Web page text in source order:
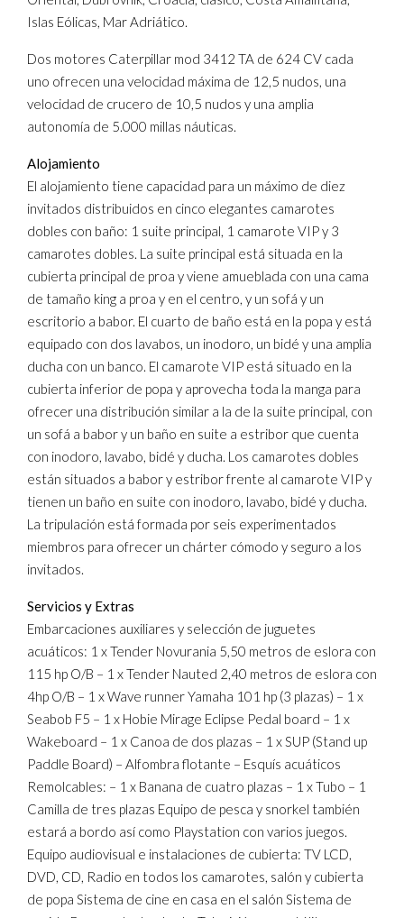
Islas Eólicas, Mar Adriático.
Dos motores Caterpillar mod 3412 TA de 624 CV cada
uno ofrecen una velocidad máxima de 12,5 nudos, una
velocidad de crucero de 10,5 nudos y una amplia
autonomía de 5.000 millas náuticas.
Alojamiento
El alojamiento tiene capacidad para un máximo de diez
invitados distribuidos en cinco elegantes camarotes
dobles con baño: 1 suite principal, 1 camarote VIP y 3
camarotes dobles. La suite principal está situada en la
cubierta principal de proa y viene amueblada con una cama
de tamaño king a proa y en el centro, y un sofá y un
escritorio a babor. El cuarto de baño está en la popa y está
equipado con dos lavabos, un inodoro, un bidé y una amplia
ducha con un banco. El camarote VIP está situado en la
cubierta inferior de popa y aprovecha toda la manga para
ofrecer una distribución similar a la de la suite principal, con
un sofá a babor y un baño en suite a estribor que cuenta
con inodoro, lavabo, bidé y ducha. Los camarotes dobles
están situados a babor y estribor frente al camarote VIP y
tienen un baño en suite con inodoro, lavabo, bidé y ducha.
La tripulación está formada por seis experimentados
miembros para ofrecer un chárter cómodo y seguro a los
invitados.
Servicios y Extras
Embarcaciones auxiliares y selección de juguetes
acuáticos: 1 x Tender Novurania 5,50 metros de eslora con
115 hp O/B – 1 x Tender Nauted 2,40 metros de eslora con
4hp O/B – 1 x Wave runner Yamaha 101 hp (3 plazas) – 1 x
Seabob F5 – 1 x Hobie Mirage Eclipse Pedal board – 1 x
Wakeboard – 1 x Canoa de dos plazas – 1 x SUP (Stand up
Paddle Board) – Alfombra flotante – Esquís acuáticos
Remolcables: – 1 x Banana de cuatro plazas – 1 x Tubo – 1
Camilla de tres plazas Equipo de pesca y snorkel también
estará a bordo así como Playstation con varios juegos.
Equipo audiovisual e instalaciones de cubierta: TV LCD,
DVD, CD, Radio en todos los camarotes, salón y cubierta
de popa Sistema de cine en casa en el salón Sistema de